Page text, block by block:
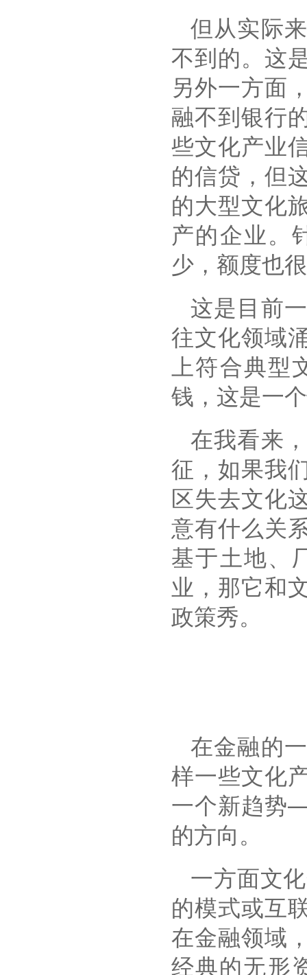
但从实际
不到的。这
另外一方面
融不到银行
些文化产业
的信贷，但
的大型文化
产的企业。
少，额度也
这是目前
往文化领域
上符合典
钱，这是一
在我看来
征，如果我
区失去文化
意有什么关
基于土地、
业，那它和
政策秀。
在金融的
样一些文化
一个新趋势
的方向。
一方面文
的模式或互
在金融领域
经典的无形